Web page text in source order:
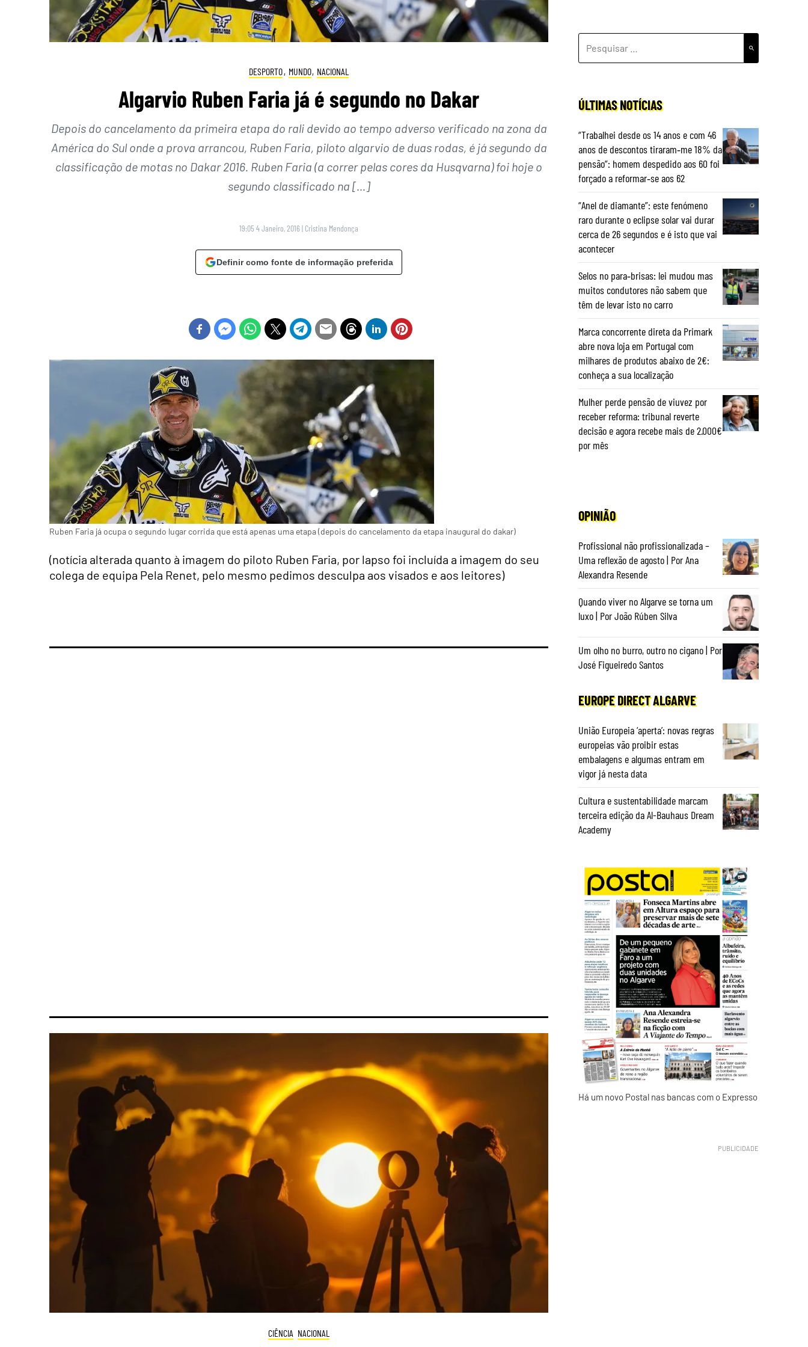
DESPORTO, MUNDO, NACIONAL
Algarvio Ruben Faria já é segundo no Dakar
Depois do cancelamento da primeira etapa do rali devido ao tempo adverso verificado na zona da
América do Sul onde a prova arrancou, Ruben Faria, piloto algarvio de duas rodas, é já segundo da
classificação de motas no Dakar 2016. Ruben Faria (a correr pelas cores da Husqvarna) foi hoje o
segundo classificado na […]
19:05 4 Janeiro, 2016 | Cristina Mendonça
Definir como fonte de informação preferida
Ruben Faria já ocupa o segundo lugar corrida que está apenas uma etapa (depois do cancelamento da etapa inaugural do dakar)
(notícia alterada quanto à imagem do piloto Ruben Faria, por lapso foi incluída a imagem do seu
colega de equipa Pela Renet, pelo mesmo pedimos desculpa aos visados e aos leitores)
CIÊNCIA NACIONAL
POR:
ÚLTIMAS NOTÍCIAS
“Trabalhei desde os 14 anos e com 46
anos de descontos tiraram‑me 18% da
pensão”: homem despedido aos 60 foi
forçado a reformar‑se aos 62
“Anel de diamante”: este fenómeno
raro durante o eclipse solar vai durar
cerca de 26 segundos e é isto que vai
acontecer
Selos no para‑brisas: lei mudou mas
muitos condutores não sabem que
têm de levar isto no carro
Marca concorrente direta da Primark
abre nova loja em Portugal com
milhares de produtos abaixo de 2€:
conheça a sua localização
Mulher perde pensão de viuvez por
receber reforma: tribunal reverte
decisão e agora recebe mais de 2.000€
por mês
OPINIÃO
Profissional não profissionalizada –
Uma reflexão de agosto | Por Ana
Alexandra Resende
Quando viver no Algarve se torna um
luxo | Por João Rúben Silva
Um olho no burro, outro no cigano | Por
José Figueiredo Santos
EUROPE DIRECT ALGARVE
União Europeia ‘aperta’: novas regras
europeias vão proibir estas
embalagens e algumas entram em
vigor já nesta data
Cultura e sustentabilidade marcam
terceira edição da Al-Bauhaus Dream
Academy
Há um novo Postal nas bancas com o Expresso